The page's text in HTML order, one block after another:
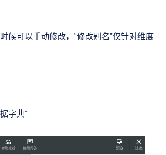
候可以手动修改，“修改别名”仅针对维度
字典”